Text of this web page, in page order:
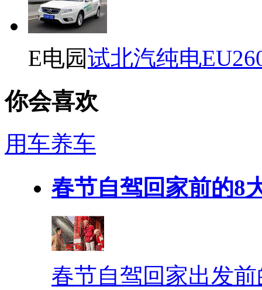
E电园试北汽纯电
你会喜欢
用车养车
春节自驾回家前的8
春节自驾回家出发